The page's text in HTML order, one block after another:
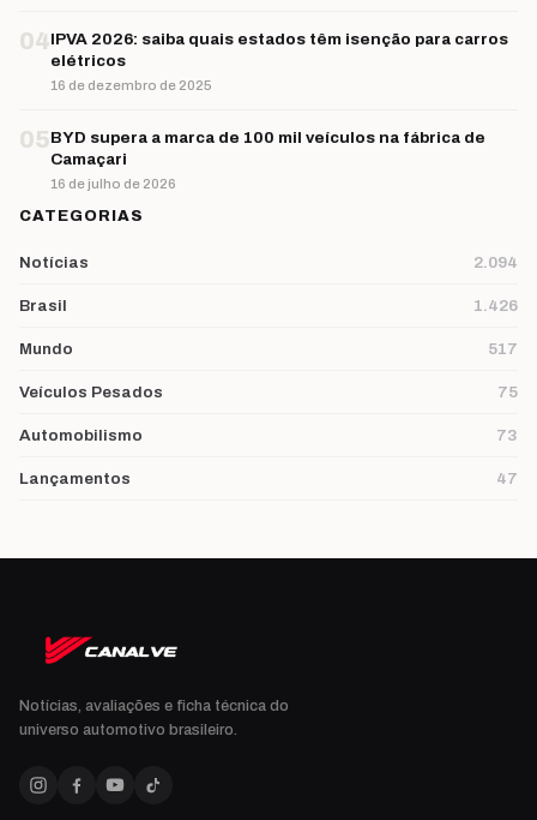
04IPVA 2026: saiba quais estados têm isenção para carros
elétricos
16 de dezembro de 2025
05BYD supera a marca de 100 mil veículos na fábrica de
Camaçari
16 de julho de 2026
CATEGORIAS
Notícias 2.094
Brasil 1.426
Mundo 517
Veículos Pesados 75
Automobilismo 73
Lançamentos 47
Notícias, avaliações e ficha técnica do
universo automotivo brasileiro.